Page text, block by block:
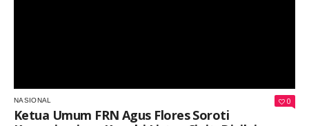
NASIONAL 0
Ketua Umum FRN Agus Flores Soroti